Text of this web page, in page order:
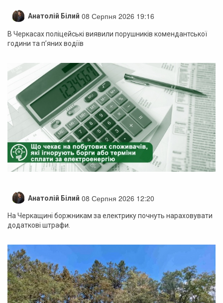
Анатолій Білий 08 Серпня 2026 19:16
В Черкасах поліцейські виявили порушників комендантської
години та п’яних водіїв
Анатолій Білий 08 Серпня 2026 12:20
На Черкащині боржникам за електрику почнуть нараховувати
додаткові штрафи.